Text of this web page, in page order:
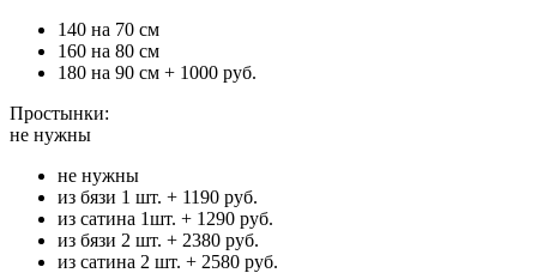
140 на 70 см
160 на 80 см
180 на 90 см + 1000 руб.
Простынки:
не нужны
не нужны
из бязи 1 шт. + 1190 руб.
из сатина 1шт. + 1290 руб.
из бязи 2 шт. + 2380 руб.
из сатина 2 шт. + 2580 руб.